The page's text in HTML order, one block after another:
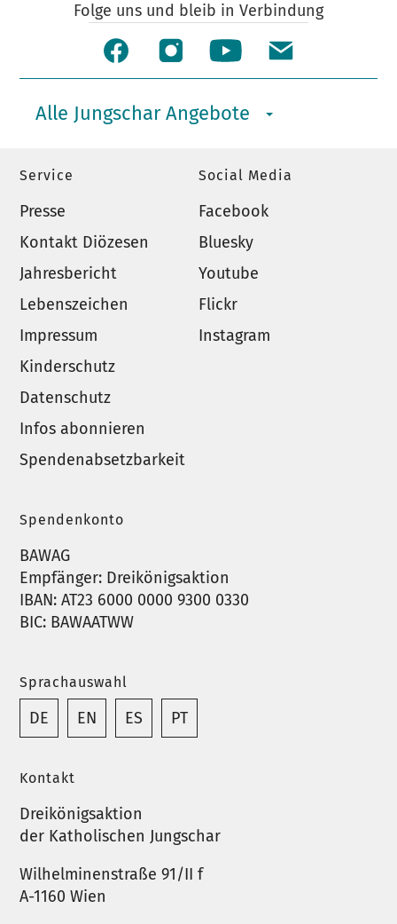
Folge uns und bleib in Verbindung
Alle Jungschar Angebote
Service
Presse
Kontakt Diözesen
Jahresbericht
Lebenszeichen
Impressum
Kinderschutz
Datenschutz
Infos abonnieren
Spendenabsetzbarkeit
Social Media
Facebook
Bluesky
Youtube
Flickr
Instagram
Spendenkonto
BAWAG
Empfänger: Dreikönigsaktion
IBAN: AT23 6000 0000 9300 0330
BIC: BAWAATWW
Sprachauswahl
DE EN ES PT
Kontakt
Dreikönigsaktion
der Katholischen Jungschar
Wilhelminenstraße 91/II f
A-1160 Wien